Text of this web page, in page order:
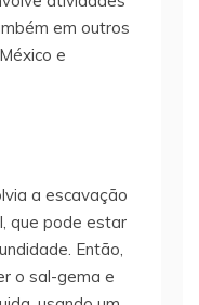
em outros
e
a escavação
que pode estar
Então,
o sal-gema e